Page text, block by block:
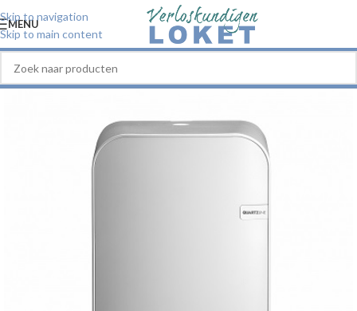
Skip to navigation
Skip to main content
MENU